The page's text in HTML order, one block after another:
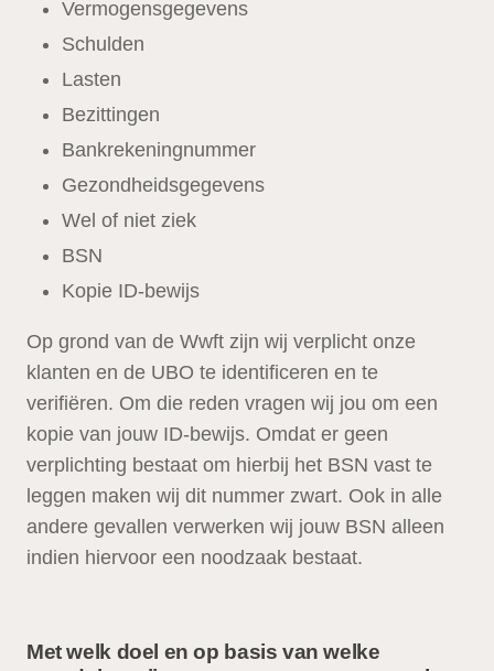
Vermogensgegevens
Schulden
Lasten
Bezittingen
Bankrekeningnummer
Gezondheidsgegevens
Wel of niet ziek
BSN
Kopie ID-bewijs
Op grond van de Wwft zijn wij verplicht onze
klanten en de UBO te identificeren en te
verifiëren. Om die reden vragen wij jou om een
kopie van jouw ID-bewijs. Omdat er geen
verplichting bestaat om hierbij het BSN vast te
leggen maken wij dit nummer zwart. Ook in alle
andere gevallen verwerken wij jouw BSN alleen
indien hiervoor een noodzaak bestaat.
Met welk doel en op basis van welke